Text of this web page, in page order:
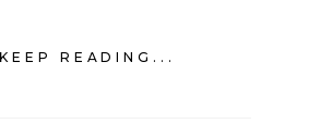
KEEP READING...